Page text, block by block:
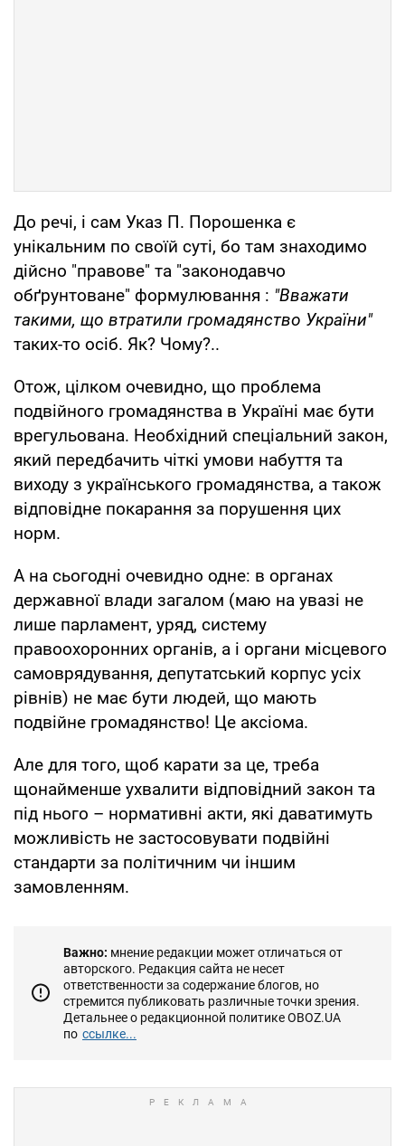
До речі, і сам Указ П. Порошенка є
унікальним по своїй суті, бо там знаходимо
дійсно "правове" та "законодавчо
обґрунтоване" формулювання : "Вважати
такими, що втратили громадянство України"
таких-то осіб. Як? Чому?..
Отож, цілком очевидно, що проблема
подвійного громадянства в Україні має бути
врегульована. Необхідний спеціальний закон,
який передбачить чіткі умови набуття та
виходу з українського громадянства, а також
відповідне покарання за порушення цих
норм.
А на сьогодні очевидно одне: в органах
державної влади загалом (маю на увазі не
лише парламент, уряд, систему
правоохоронних органів, а і органи місцевого
самоврядування, депутатський корпус усіх
рівнів) не має бути людей, що мають
подвійне громадянство! Це аксіома.
Але для того, щоб карати за це, треба
щонайменше ухвалити відповідний закон та
під нього – нормативні акти, які даватимуть
можливість не застосовувати подвійні
стандарти за політичним чи іншим
замовленням.
Важно: мнение редакции может отличаться от
авторского. Редакция сайта не несет
ответственности за содержание блогов, но
стремится публиковать различные точки зрения.
Детальнее о редакционной политике OBOZ.UA
по ссылке...